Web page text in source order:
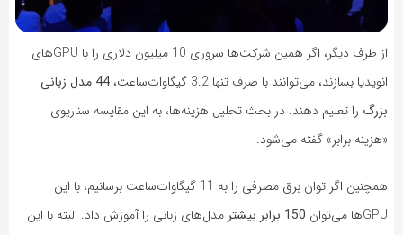
از طرف دیگر، اگر همین شرکت‌ها سروری 10 میلیون دلاری را با GPUهای
انویدیا بسازند، می‌توانند با صرف تنها 3.2 گیگاوات‌ساعت،
44 مدل زبانی
بزرگ را تعلیم دهند. در بحث تحلیل هزینه‌ها، به این مقایسه سناریوی
«هزینه برابر» گفته می‌شود.
همچنین اگر توان برق مصرفی را به 11 گیگاوات‌ساعت برسانیم، با این
GPUها می‌توان
150 برابر بیشتر
مدل‌های زبانی را آموزش داد. البته با این